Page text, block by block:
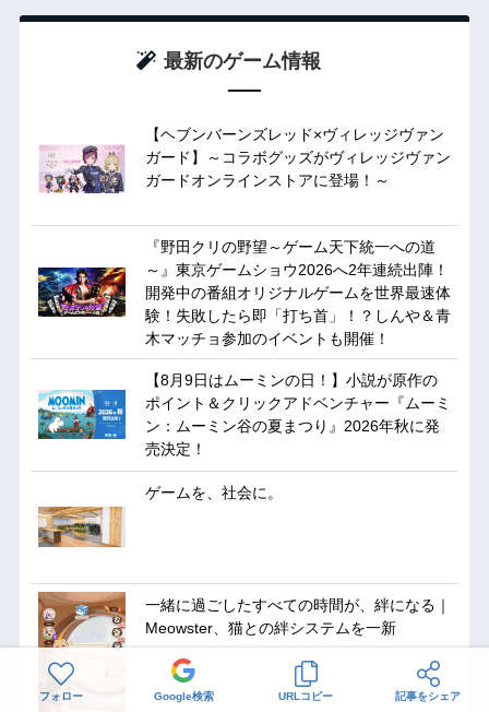
最新のゲーム情報
【ヘブンバーンズレッド×ヴィレッジヴァン
ガード】～コラボグッズがヴィレッジヴァン
ガードオンラインストアに登場！～
『野田クリの野望～ゲーム天下統一への道
～』東京ゲームショウ2026へ2年連続出陣！
開発中の番組オリジナルゲームを世界最速体
験！失敗したら即「打ち首」！？しんや＆青
木マッチョ参加のイベントも開催！
【8月9日はムーミンの日！】小説が原作の
ポイント＆クリックアドベンチャー『ムーミ
ン：ムーミン谷の夏まつり』2026年秋に発
売決定！
ゲームを、社会に。
一緒に過ごしたすべての時間が、絆になる｜
Meowster、猫との絆システムを一新
フォロー Google検索 URLコピー 記事をシェア